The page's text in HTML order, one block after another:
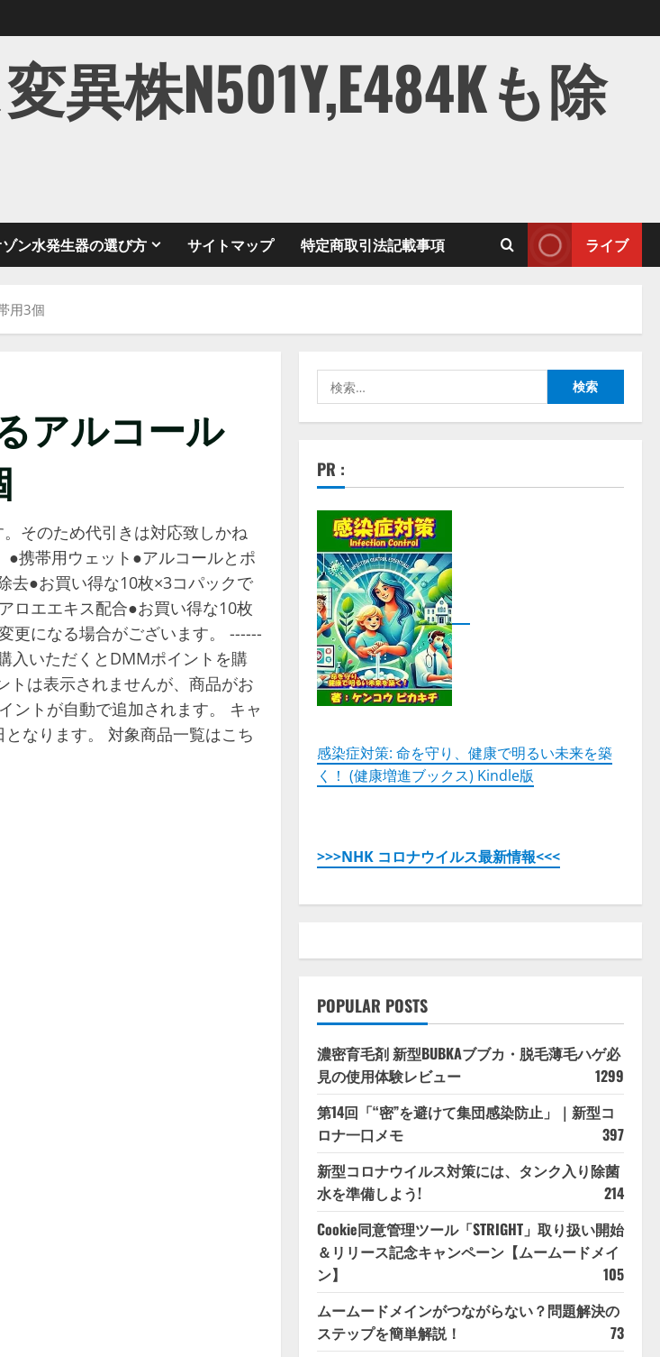
株N501Y,E484Kも除
ン水発生器の選び方 サイトマップ 特定商取引法記載事項 ライブ
用3個
アルコール
そのため代引きは対応致しかね
●携帯用ウェット●アルコールとポ
去●お買い得な10枚×3コパックで
ロエエキス配合●お買い得な10枚
更になる場合がございます。 ------
入いただくとDMMポイントを購
トは表示されませんが、商品がお
ントが自動で追加されます。 キャ
なります。 対象商品一覧はこち
索:
PR :
感染症対策: 命を守り、健康で明るい未来を築
く！ (健康増進ブックス) Kindle版
>>>NHK コロナウイルス最新情報<<<
POPULAR POSTS
濃密育毛剤 新型BUBKAブブカ・脱毛薄毛ハゲ必
見の使用体験レビュー
1299
第14回「“密”を避けて集団感染防止」｜新型コ
ロナ一口メモ
397
新型コロナウイルス対策には、タンク入り除菌
水を準備しよう!
214
Cookie同意管理ツール「STRIGHT」取り扱い開始
＆リリース記念キャンペーン【ムームードメイ
ン】
105
ムームードメインがつながらない？問題解決の
ステップを簡単解説！
73